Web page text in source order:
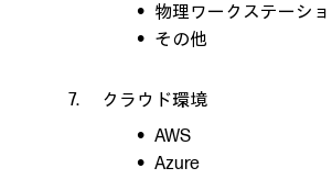
物理ワークステーシ
その他
クラウド環境
AWS
Azure